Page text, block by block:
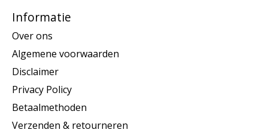
Informatie
Over ons
Algemene voorwaarden
Disclaimer
Privacy Policy
Betaalmethoden
Verzenden & retourneren